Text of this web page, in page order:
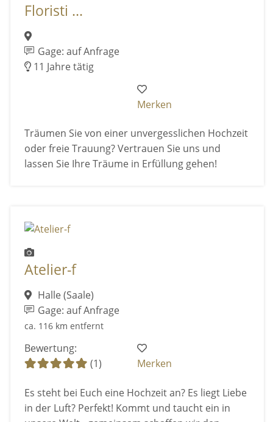
Floristi ...
Gage: auf Anfrage
11 Jahre tätig
Merken
Träumen Sie von einer unvergesslichen Hochzeit
oder freie Trauung? Vertrauen Sie uns und
lassen Sie Ihre Träume in Erfüllung gehen!
Atelier-f
Halle (Saale)
Gage: auf Anfrage
ca. 116 km entfernt
Bewertung:
(1)
Merken
Es steht bei Euch eine Hochzeit an? Es liegt Liebe
in der Luft? Perfekt! Kommt und taucht ein in